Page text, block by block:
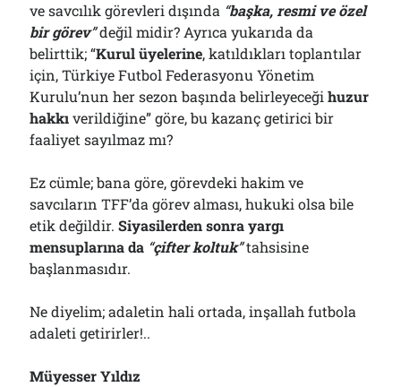
ve savcılık görevleri dışında “başka, resmi ve özel
bir görev”değil midir? Ayrıca yukarıda da
belirttik; “Kurul üyelerine, katıldıkları toplantılar
için, Türkiye Futbol Federasyonu Yönetim
Kurulu’nun her sezon başında belirleyeceğihuzur
hakkıverildiğine” göre, bu kazanç getirici bir
faaliyet sayılmaz mı?
Ez cümle; bana göre, görevdeki hakim ve
savcıların TFF’da görev alması, hukuki olsa bile
etik değildir.Siyasilerden sonra yargı
mensuplarına da “çifter koltuk”tahsisine
başlanmasıdır.
Ne diyelim; adaletin hali ortada, inşallah futbola
adaleti getirirler!..
Müyesser Yıldız